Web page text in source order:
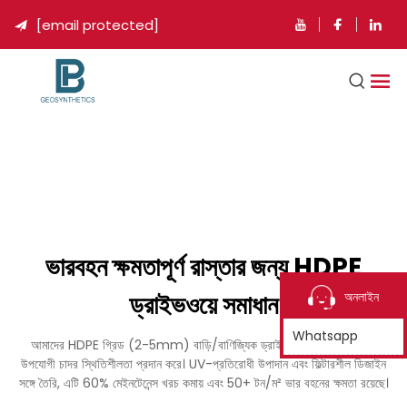
 [email protected]
ভারবহন ক্ষমতাপূর্ণ রাস্তার জন্য HDPE
ড্রাইভওয়ে সমাধান
আমাদের HDPE গ্রিড (2-5mm) বাড়ি/বাণিজ্যিক ড্রাইভওয়েগুলিতে টিকে থাকা
উপযোগী চাদর স্থিতিশীলতা প্রদান করে। UV-প্রতিরোধী উপাদান এবং ফিল্টারশীল ডিজাইন
সঙ্গে তৈরি, এটি 60% মেইনটেনেন্স খরচ কমায় এবং 50+ টন/ম² ভার বহনের ক্ষমতা রয়েছে।
অনলাইন
Whatsapp